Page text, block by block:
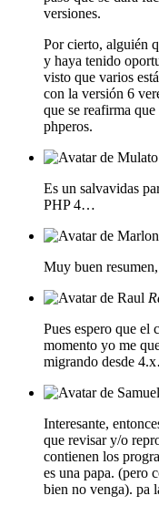
versiones.
Por cierto, alguién
y haya tenido
visto que varios
con la versión 6
que se reafirma
phperos.
Es un salvavidas
PHP 4…
Muy buen
Pues espero que el
momento yo me
migrando desde
Interesante,
que revisar y/o
contienen los
es una papa. (pero
bien no venga). pa